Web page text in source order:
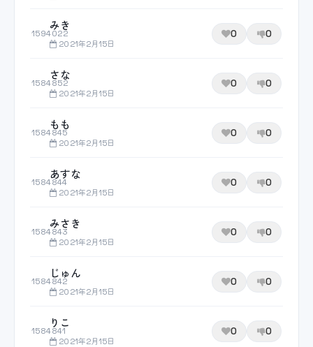
1594022
みき
2021年2月15日
0 0
1584852
さな
2021年2月15日
0 0
1584845
もも
2021年2月15日
0 0
1584844
あすな
2021年2月15日
0 0
1584843
みさき
2021年2月15日
0 0
1584842
じゅん
2021年2月15日
0 0
1584841
りこ
2021年2月15日
0 0